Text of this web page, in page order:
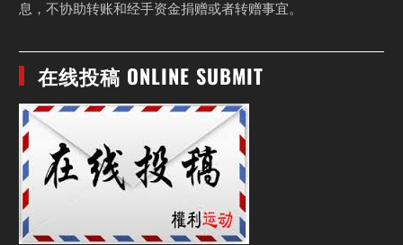
息，不协助转账和经手资金捐赠或者转赠事宜。
在线投稿 ONLINE SUBMIT